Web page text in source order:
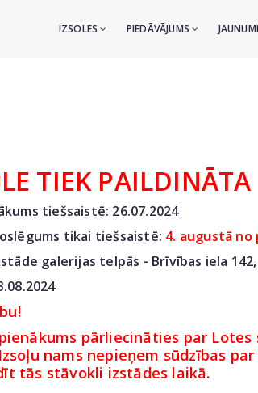
IZSOLES PIEDĀVĀJUMS
TIEK PAILDINĀTA
tiešsaistē: 26.07.2024
tikai tiešsaistē: 4. augustā no
galerijas telpās - Brīvības iela 142,
pārliecināties par
nams nepieņem sūdzības
tās stāvokli izstādes laikā.